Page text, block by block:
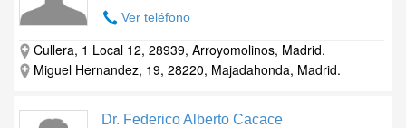
Ver teléfono
Cullera, 1 Local 12, 28939, Arroyomolinos, Madrid.
Miguel Hernandez, 19, 28220, Majadahonda, Madrid.
Dr. Federico Alberto Cacace